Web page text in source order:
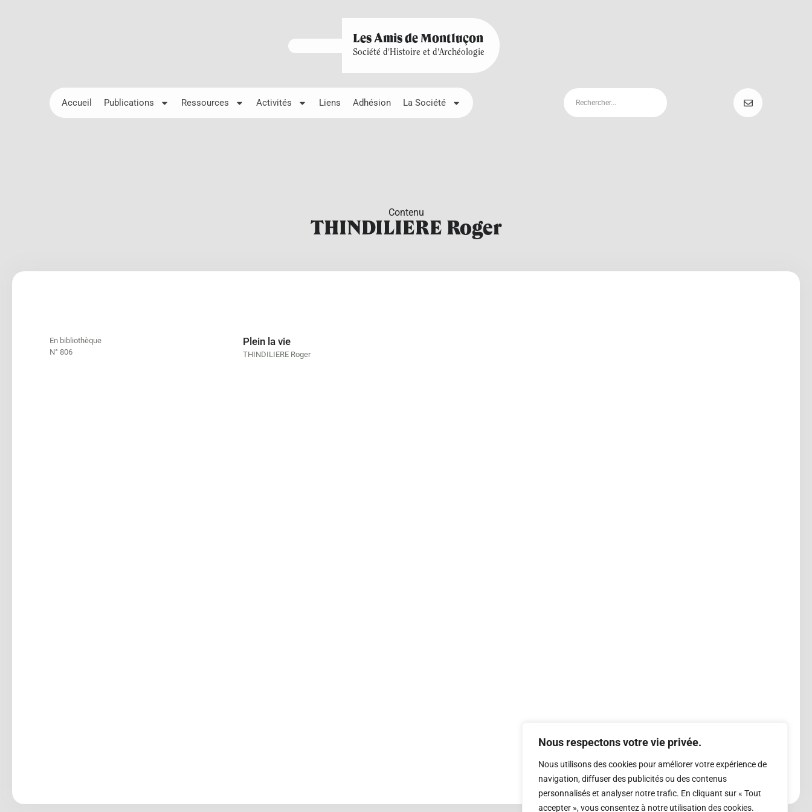
Nous respectons votre vie privée.
Nous utilisons des cookies pour améliorer votre expérience de
navigation, diffuser des publicités ou des contenus
personnalisés et analyser notre trafic. En cliquant sur « Tout
accepter », vous consentez à notre utilisation des cookies.
Les Amis de Montluçon
Société d'Histoire et d'Archéologie
Accueil Publications Ressources Activités Liens Adhésion La Société
Contenu
THINDILIERE Roger
En bibliothèque
N° 806
Plein la vie
THINDILIERE Roger